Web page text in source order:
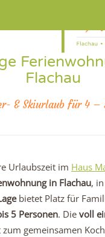
Flachau
& Skiurlaub für 4 –
Urlaubszeit im Haus
in Flachau, in
bietet Platz für
5 Personen. Die voll
gemeinsamen